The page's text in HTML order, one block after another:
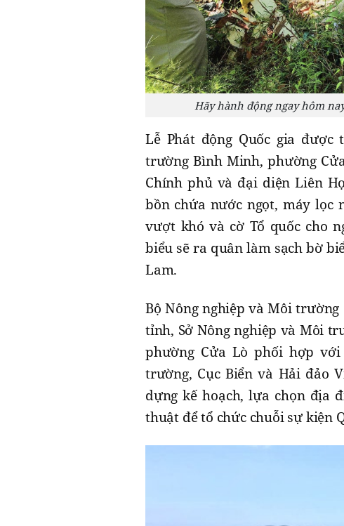
Hãy hành động ngay hôm
Lễ Phát động Quốc gia được
trường Bình Minh, phường
Chính phủ và đại diện Liên
bồn chứa nước ngọt, máy lọc
vượt khó và cờ Tổ quốc cho
biểu sẽ ra quân làm sạch bờ
Lam.
Bộ Nông nghiệp và Môi
tỉnh, Sở Nông nghiệp và Môi
phường Cửa Lò phối hợp
trường, Cục Biển và Hải đảo
dựng kế hoạch, lựa chọn địa
thuật để tổ chức chuỗi sự kiện